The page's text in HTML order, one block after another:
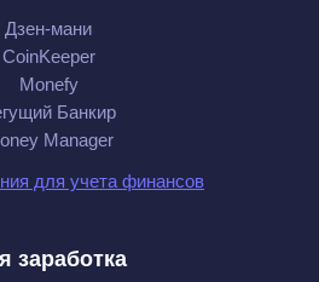
Дзен-мани
CoinKeeper
Monefy
Банкир
Manager
для учета финансов
заработка